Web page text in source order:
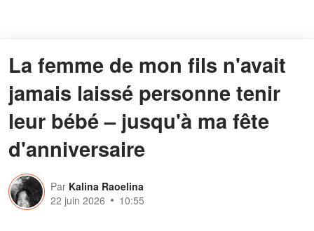
La femme de mon fils n'avait
jamais laissé personne tenir
leur bébé – jusqu'à ma fête
d'anniversaire
Par Kalina Raoelina
22 juin 2026
10:55